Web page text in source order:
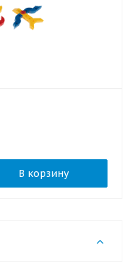
В корзину